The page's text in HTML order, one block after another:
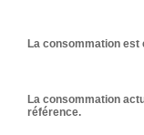
La consommation est
La consommation
référence.